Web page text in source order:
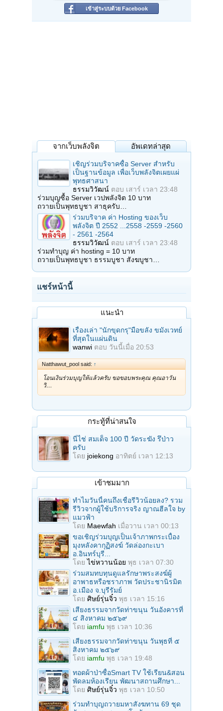
เข้าสู่ระบบด้วย Facebook
จากเว็บพลังจิต อัพเดทล่าสุด
เชิญร่วมบริจาคซื้อ Server สำหรับ
เป็นฐานข้อมูล เพื่อเว็บพลังจิตเผยแผ่
พุทธศาสนา
ธรรมวิวัฒน์ ตอบ เสาร์ เวลา 23:48
ร่วมบุญซื้อ Server เวปพลังจิต 10 บาท
ถวายเป็นพุทธบูชา สาธุครับ…
ร่วมบริจาค ค่า Hosting ของเว็บ
พลังจิต ปี 2552 ...2558 -2559 -2560
- 2561 -2564
ธรรมวิวัฒน์ ตอบ เสาร์ เวลา 23:48
ร่วมทำบุญ ค่า hosting = 10 บาท
ถวายเป็นพุทธบูชา ธรรมบูชา สังฆบูชา…
แชร์หน้านี้
แนะนำ
เรื่องเล่า "นักขุดกรุ"มือขลัง ขมังเวทย์
ที่สุดในแผ่นดิน
wanwi ตอบ วันนี้เมื่อ 20:53
Natthawut_pool said: ↑
โอนเงินร่วมบุญให้แล้วครับ ขอขอบพระคุณ คุณอาวัน
วิ…
กระทู้ที่น่าสนใจ
นี่ไช่ สมเด็จ 100 ปี วัดระฆัง รึป่าว
ครับ
โดย joiekong อาทิตย์ เวลา 12:13
เข้าชมมาก
ทำไมวันนี้คนถึงเชื่อรีวิวน้อยลง? รวม
รีวิวจากผู้ใช้บริการจริง ญาณฮีลใจ by
แมวฟ้า
โดย Maewfah เมื่อวาน เวลา 00:13
ขอเชิญร่วมบุญเป็นเจ้าภาพกระเบื้อง
มุงหลังคากุฏิสงฆ์ วัดล่องกะเบา
อ.อินทร์บุรี...
โดยไข่หวานน้อย พุธ เวลา 07:30
ร่วมสมทบทุนดูแลรักษาพระสงฆ์ผู้
อาพาธหรือชราภาพ วัดประชานิรมิต
อ.เมือง จ.บุรีรัมย์
โดย ศิษย์รุ่นจิ๋ว พุธ เวลา 15:16
เสียงธรรมจากวัดท่าขนุน วันอังคารที่
๔ สิงหาคม ๒๕๖๙
โดย iamfu พุธ เวลา 10:36
เสียงธรรมจากวัดท่าขนุน วันพุธที่ ๕
สิงหาคม ๒๕๖๙
โดย iamfu พุธ เวลา 19:48
ทอดผ้าป่าซื้อSmart TV ใช้เรียน&สอน
พัดลมห้องเรียน พัฒนาสถานศึกษา...
โดย ศิษย์รุ่นจิ๋ว พุธ เวลา 10:50
ร่วมทําบุญถวายมหาสังฆทาน 69 ชุด